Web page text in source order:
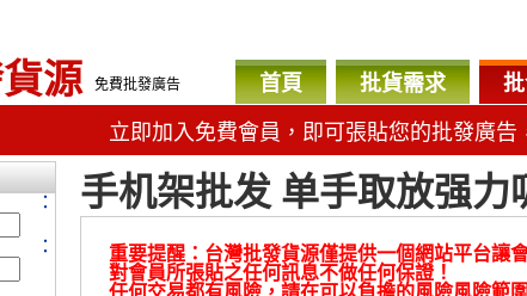
源 免費批發廣告 首頁 批貨需求
立即加入免費會員，即可張貼您的批發廣告
手机架批发 单手取放强力
重要提醒：台灣批發貨源僅提供一個網站平台讓
對會員所張貼之任何訊息不做任何保證！
任何交易都有風險，請在可以負擔的風險風險範